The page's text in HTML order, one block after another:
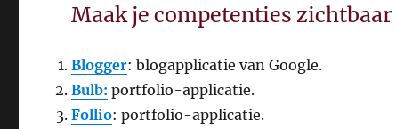
Maak je competenties zichtbaar
Blogger: blogapplicatie van Google.
Bulb: portfolio-applicatie.
Follio: portfolio-applicatie.